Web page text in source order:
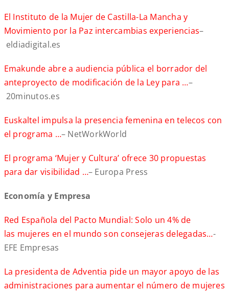
El Instituto de la Mujer de Castilla-La Mancha y
Movimiento por la Paz intercambias experiencias–
eldiadigital.es
Emakunde abre a audiencia pública el borrador del
anteproyecto de modificación de la Ley para …–
20minutos.es
Euskaltel impulsa la presencia femenina en telecos con
el programa …– NetWorkWorld
El programa ‘Mujer y Cultura’ ofrece 30 propuestas
para dar visibilidad …– Europa Press
Economía y Empresa
Red Española del Pacto Mundial: Solo un 4% de
las mujeres en el mundo son consejeras delegadas…-
EFE Empresas
La presidenta de Adventia pide un mayor apoyo de las
administraciones para aumentar el número de mujeres